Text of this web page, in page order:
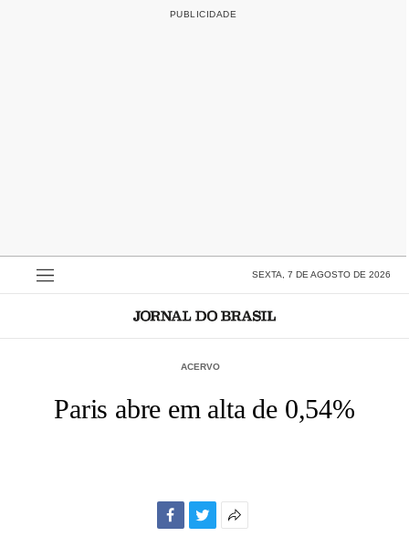
SEXTA, 7 DE AGOSTO DE 2026
ACERVO
Paris abre em alta de 0,54%